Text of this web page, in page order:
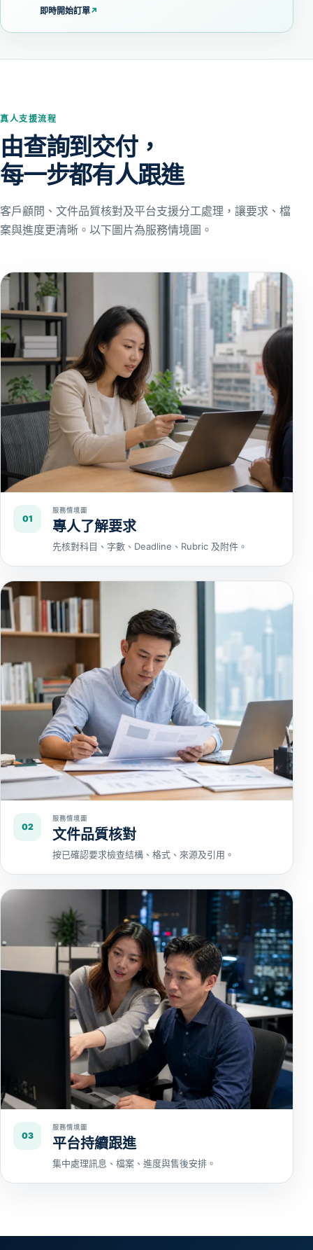
即時開始訂單↗
真人支援流程
由查詢到交付，
每一步都有人跟進
客戶顧問、文件品質核對及平台支援分工處理，讓要求、檔
案與進度更清晰。以下圖片為服務情境圖。
01
服務情境圖
專人了解要求
先核對科目、字數、Deadline、Rubric 及附件。
02
服務情境圖
文件品質核對
按已確認要求檢查結構、格式、來源及引用。
03
服務情境圖
平台持續跟進
集中處理訊息、檔案、進度與售後安排。